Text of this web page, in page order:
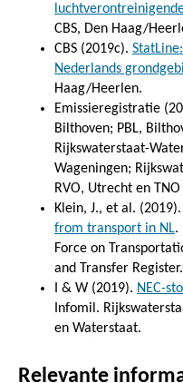
CBS, Den Haag/
CBS (2019c).
Nederlands
Haag/Heerlen.
Emissieregistratie
Bilthoven; PBL,
Rijkswaterstaat-
Wageningen;
RVO, Utrecht en
Klein, J., et al. (2019).
from transport in NL.
Force on
and Transfer Register.
I & W (2019). NEC-
Infomil.
en Waterstaat.
Relevante